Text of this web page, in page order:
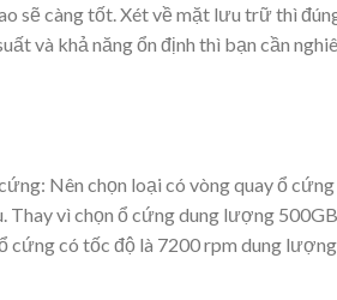
sẽ càng tốt. Xét về mặt lưu trữ thì
và khả năng ổn định thì bạn cần
Nên chọn loại có vòng quay ổ
Thay vì chọn ổ cứng dung lượng
cứng có tốc độ là 7200 rpm dung